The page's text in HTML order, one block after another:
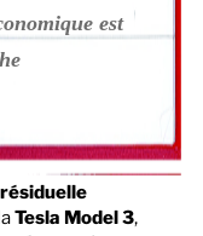
est
Tesla Model 3,